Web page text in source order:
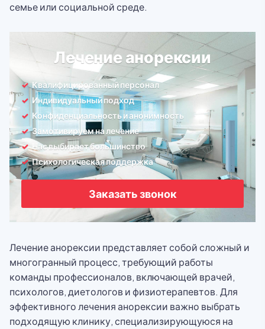
семье или социальной среде.
Лечение анорексии
Квалифицированный персонал
Индивидуальный подход
Конфиденциальность и анонимность
Замотивируем на лечение
Нас выбирает большинство
Психологическая поддержка
Заказать звонок
Лечение анорексии представляет собой сложный и
многогранный процесс, требующий работы
команды профессионалов, включающей врачей,
психологов, диетологов и физиотерапевтов. Для
эффективного лечения анорексии важно выбрать
подходящую клинику, специализирующуюся на